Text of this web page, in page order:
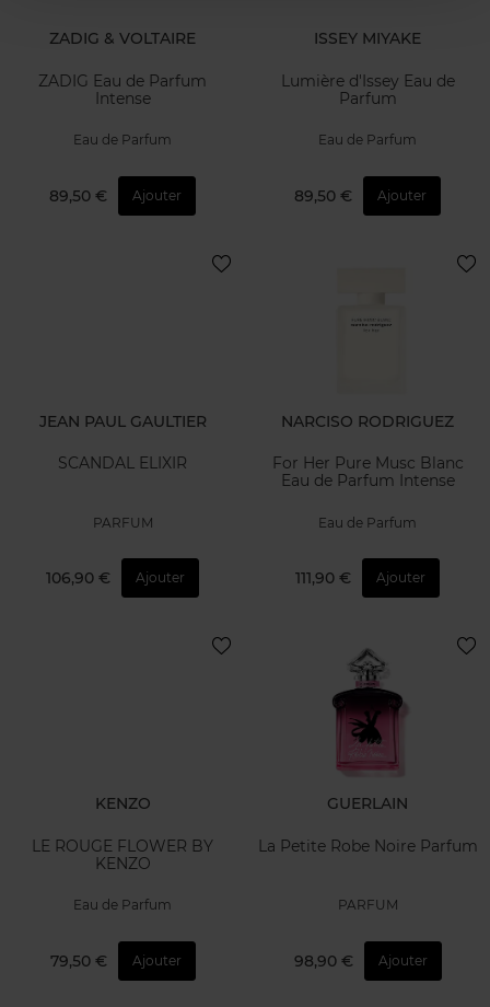
ZADIG & VOLTAIRE
ZADIG Eau de Parfum
Intense
Eau de Parfum
89,50 € Ajouter
ISSEY MIYAKE
Lumière d'Issey Eau de
Parfum
Eau de Parfum
89,50 € Ajouter
JEAN PAUL GAULTIER
SCANDAL ELIXIR
PARFUM
106,90 € Ajouter
NARCISO RODRIGUEZ
For Her Pure Musc Blanc
Eau de Parfum Intense
Eau de Parfum
111,90 € Ajouter
KENZO
LE ROUGE FLOWER BY
KENZO
Eau de Parfum
79,50 € Ajouter
GUERLAIN
La Petite Robe Noire Parfum
PARFUM
98,90 € Ajouter